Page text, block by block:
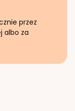
przez
albo za